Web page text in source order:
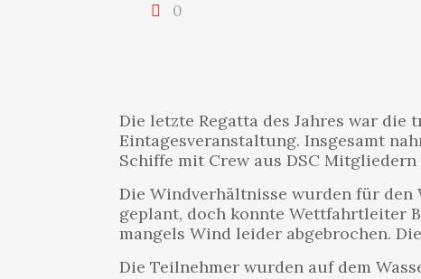
0
Die letzte Regatta des Jahres war
Eintagesveranstaltung. Insgesamt
Schiffe mit Crew aus DSC
Die Windverhältnisse wurden für
geplant, doch konnte Wettfahrtleiter
mangels Wind leider abgebrochen.
Die Teilnehmer wurden auf dem